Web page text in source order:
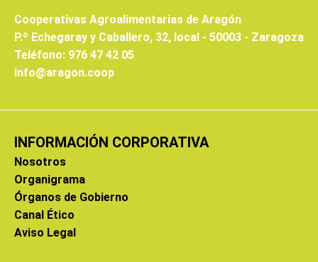
Cooperativas Agroalimentarias de Aragón
P.º Echegaray y Caballero, 32, local - 50003 - Zaragoza
Teléfono: 976 47 42 05
info@aragon.coop
INFORMACIÓN CORPORATIVA
Nosotros
Organigrama
Órganos de Gobierno
Canal Ético
Aviso Legal